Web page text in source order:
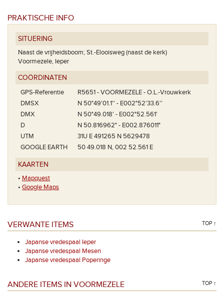
PRAKTISCHE INFO
SITUERING
Naast de vrijheidsboom; St.-Elooisweg (naast de kerk)
Voormezele, Ieper
COÖRDINATEN
GPS-Referentie
R5651 - VOORMEZELE - O.L.-Vrouwkerk
DMSX
N 50°49'01.1'' - E002°52'33.6''
DMX
N 50°49.018' - E002°52.561'
D
N 50.816962° - E002.876011°
UTM
31U E 491265 N 5629478
GOOGLE EARTH
50 49.018 N, 002 52.561 E
KAARTEN
• Mapquest
• Google Maps
VERWANTE ITEMS TOP ↑
Japanse vredespaal Ieper
Japanse vredespaal Mesen
Japanse vredespaal Poperinge
ANDERE ITEMS IN VOORMEZELE TOP ↑